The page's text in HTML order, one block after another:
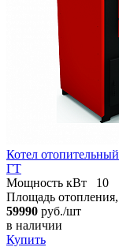
Котел
ГТ
Мощность кВт
10
Площадь
59990 руб./шт
в наличии
Купить